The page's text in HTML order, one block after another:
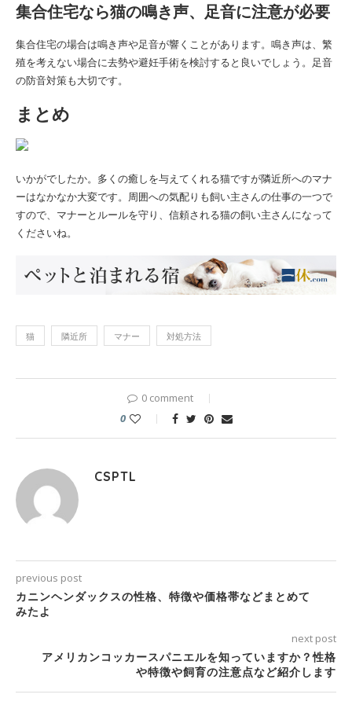
集合住宅なら猫の鳴き声、足音に注意が必要
集合住宅の場合は鳴き声や足音が響くことがあります。鳴き声は、繁
殖を考えない場合に去勢や避妊手術を検討すると良いでしょう。足音
の防音対策も大切です。
まとめ
いかがでしたか。多くの癒しを与えてくれる猫ですが隣近所へのマナ
ーはなかなか大変です。周囲への気配りも飼い主さんの仕事の一つで
すので、マナーとルールを守り、信頼される猫の飼い主さんになって
くださいね。
猫 隣近所 マナー 対処方法
0 comment
0
CSPTL
previous post
カニンヘンダックスの性格、特徴や価格帯などまとめて
みたよ
next post
アメリカンコッカースパニエルを知っていますか？性格
や特徴や飼育の注意点など紹介します